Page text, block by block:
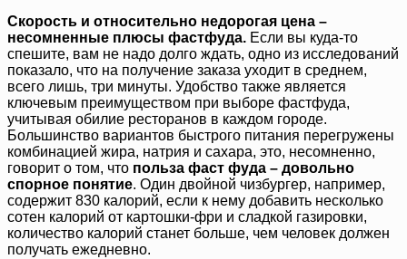
Скорость и относительно недорогая цена –
несомненные плюсы фастфуда. Если вы куда-то
спешите, вам не надо долго ждать, одно из исследований
показало, что на получение заказа уходит в среднем,
всего лишь, три минуты. Удобство также является
ключевым преимуществом при выборе фастфуда,
учитывая обилие ресторанов в каждом городе.
Большинство вариантов быстрого питания перегружены
комбинацией жира, натрия и сахара, это, несомненно,
говорит о том, что польза фаст фуда – довольно
спорное понятие. Один двойной чизбургер, например,
содержит 830 калорий, если к нему добавить несколько
сотен калорий от картошки-фри и сладкой газировки,
количество калорий станет больше, чем человек должен
получать ежедневно.